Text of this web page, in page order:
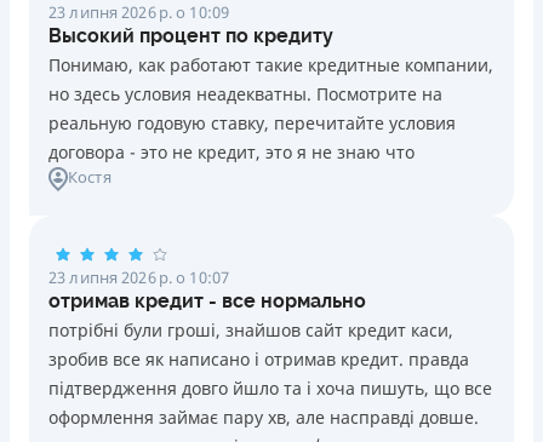
23 липня 2026 р. о 10:09
Высокий процент по кредиту
Понимаю, как работают такие кредитные компании,
но здесь условия неадекватны. Посмотрите на
реальную годовую ставку, перечитайте условия
договора - это не кредит, это я не знаю что
Костя
23 липня 2026 р. о 10:07
отримав кредит - все нормально
потрібні були гроші, знайшов сайт кредит каси,
зробив все як написано і отримав кредит. правда
підтвердження довго йшло та і хоча пишуть, що все
оформлення займає пару хв, але насправді довше.